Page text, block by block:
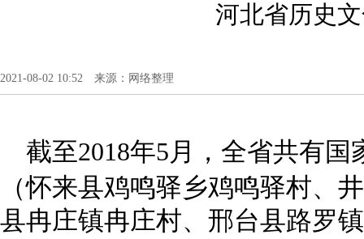
河北省历史
2021-08-02 10:52 来源：网络整理
截至2018年5月，全省共有国
（怀来县鸡鸣驿乡鸡鸣驿村、
县冉庄镇冉庄村、邢台县路罗